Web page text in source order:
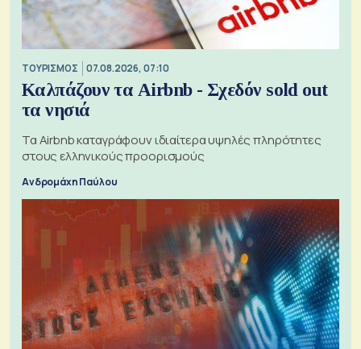
ΤΟΥΡΙΣΜΟΣ 07.08.2026, 07:10
Καλπάζουν τα Airbnb - Σχεδόν sold out
τα νησιά
Τα Airbnb καταγράφουν ιδιαίτερα υψηλές πληρότητες
στους ελληνικούς προορισμούς
Ανδρομάχη Παύλου